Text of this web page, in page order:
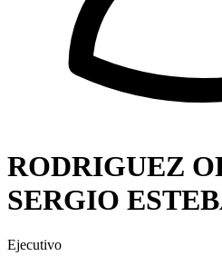
RODRIGUEZ
SERGIO
Ejecutivo